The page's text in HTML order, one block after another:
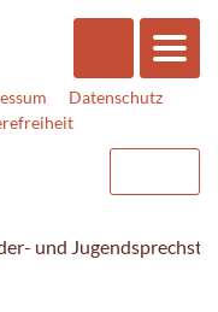
Datenschutz
und